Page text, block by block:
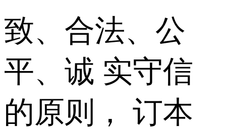
致、合法、公
平、诚 实守信
的原则， 订本